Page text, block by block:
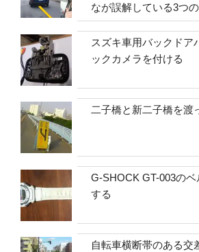
なが誤解している3つ
スズキ車用バックドア
ックカメラを付ける
二子橋と新二子橋を渡
G-SHOCK GT-003の
する
自転車横断帯のある交